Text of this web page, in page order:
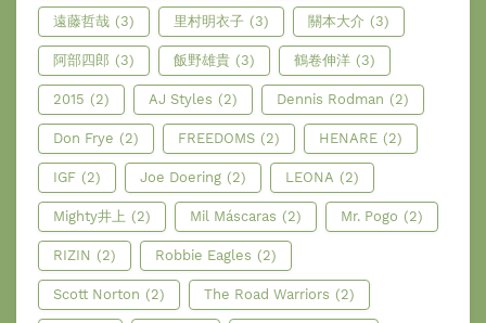
遠藤哲哉 (3) 里村明衣子 (3) 關本大介 (3)
阿部四郎 (3) 飯野雄貴 (3) 鶴卷伸洋 (3)
2015 (2) AJ Styles (2) Dennis Rodman (2)
Don Frye (2) FREEDOMS (2) HENARE (2)
IGF (2) Joe Doering (2) LEONA (2)
Mighty井上 (2) Mil Máscaras (2) Mr. Pogo (2)
RIZIN (2) Robbie Eagles (2)
Scott Norton (2) The Road Warriors (2)